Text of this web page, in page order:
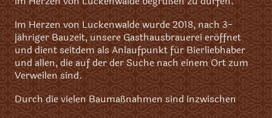
Im Herzen von Luckenwalde wurde 2018, nach 3-
jähriger Bauzeit, unsere Gasthausbrauerei eröffnet
und dient seitdem als Anlaufpunkt für Bierliebhaber
und allen, die auf der der Suche nach einem Ort zum
Verweilen sind.
Durch die vielen Baumaßnahmen sind inzwischen